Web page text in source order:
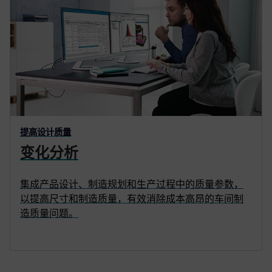
提高设计质量
变化分析
集成产品设计、制造规划和生产过程中的质量参数，
以提高尺寸和制造质量，有效消除成本高昂的车间制
造质量问题。